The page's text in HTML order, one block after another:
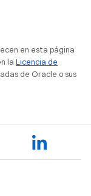
en esta página
la Licencia de
de Oracle o sus